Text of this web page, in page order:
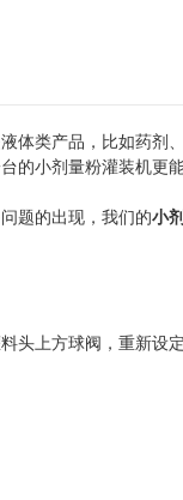
类产品，比如药剂
的小剂量粉灌装机更
题的出现，我们的小
上方球阀，重新设